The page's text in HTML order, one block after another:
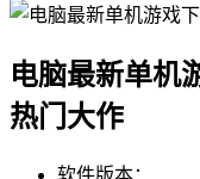
电脑最新单机
热门大作
软件版本：